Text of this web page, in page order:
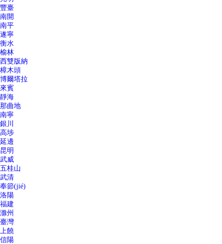
豐臺
南開
南平
遂寧
衡水
榆林
西雙版納
樟木頭
博爾塔拉
來賓
靜海
那曲地
南寧
銀川
高埗
延邊
昆明
武威
五桂山
武清
奉節(jié)
洛陽
福建
滁州
臺灣
上饒
信陽